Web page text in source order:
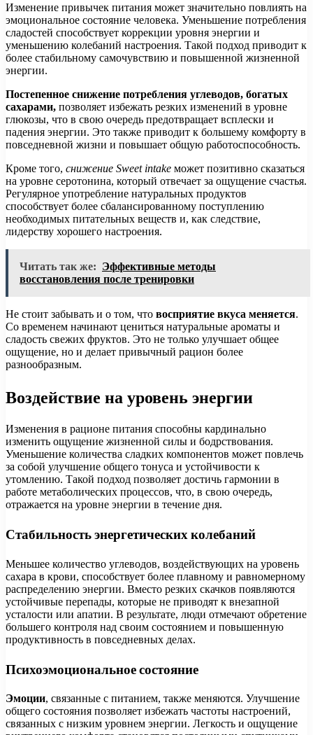
Изменение привычек питания может значительно повлиять на
эмоциональное состояние человека. Уменьшение потребления
сладостей способствует коррекции уровня энергии и
уменьшению колебаний настроения. Такой подход приводит к
более стабильному самочувствию и повышенной жизненной
энергии.
Постепенное снижение потребления углеводов, богатых
сахарами, позволяет избежать резких изменений в уровне
глюкозы, что в свою очередь предотвращает всплески и
падения энергии. Это также приводит к большему комфорту в
повседневной жизни и повышает общую работоспособность.
Кроме того, снижение Sweet intake может позитивно сказаться
на уровне серотонина, который отвечает за ощущение счастья.
Регулярное употребление натуральных продуктов
способствует более сбалансированному поступлению
необходимых питательных веществ и, как следствие,
лидерству хорошего настроения.
Читать так же: Эффективные методы
восстановления после тренировки
Не стоит забывать и о том, что восприятие вкуса меняется.
Со временем начинают цениться натуральные ароматы и
сладость свежих фруктов. Это не только улучшает общее
ощущение, но и делает привычный рацион более
разнообразным.
Воздействие на уровень энергии
Изменения в рационе питания способны кардинально
изменить ощущение жизненной силы и бодрствования.
Уменьшение количества сладких компонентов может повлечь
за собой улучшение общего тонуса и устойчивости к
утомлению. Такой подход позволяет достичь гармонии в
работе метаболических процессов, что, в свою очередь,
отражается на уровне энергии в течение дня.
Стабильность энергетических колебаний
Меньшее количество углеводов, воздействующих на уровень
сахара в крови, способствует более плавному и равномерному
распределению энергии. Вместо резких скачков появляются
устойчивые перепады, которые не приводят к внезапной
усталости или апатии. В результате, люди отмечают обретение
большего контроля над своим состоянием и повышенную
продуктивность в повседневных делах.
Психоэмоциональное состояние
Эмоции, связанные с питанием, также меняются. Улучшение
общего состояния позволяет избежать частоты настроений,
связанных с низким уровнем энергии. Легкость и ощущение